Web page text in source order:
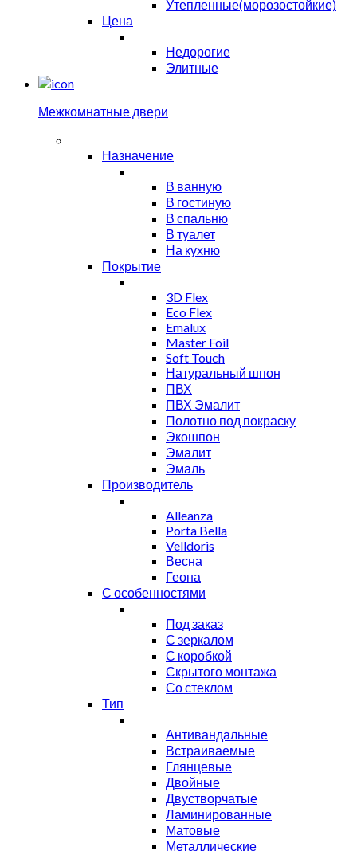
Утепленные(морозостойкие)
Цена
Недорогие
Элитные
Межкомнатные двери
Назначение
В ванную
В гостиную
В спальню
В туалет
На кухню
Покрытие
3D Flex
Eco Flex
Emalux
Master Foil
Soft Touch
Натуральный шпон
ПВХ
ПВХ Эмалит
Полотно под покраску
Экошпон
Эмалит
Эмаль
Производитель
Alleanza
Porta Bella
Velldoris
Весна
Геона
С особенностями
Под заказ
С зеркалом
С коробкой
Скрытого монтажа
Со стеклом
Тип
Антивандальные
Встраиваемые
Глянцевые
Двойные
Двустворчатые
Ламинированные
Матовые
Металлические